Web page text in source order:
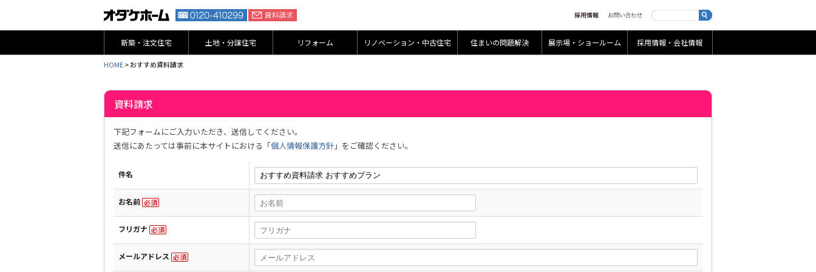
新築・注文住宅 土地・分譲住宅 リフォーム リノベーション・中古住宅 住まいの問題解決 展示場・ショールーム 採用情報・会社情報
HOME> おすすめ資料請求
資料請求
下記フォームにご入力いただき、送信してください。
送信にあたっては事前に本サイトにおける「個人情報保護方針 」をご確認ください。
件名
お名前 必須
フリガナ 必須
メールアドレス 必須